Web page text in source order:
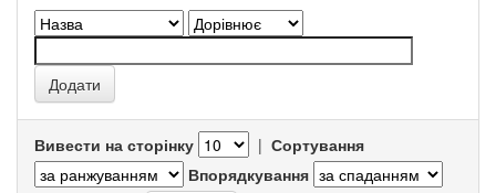
Вивести на сторінку | Сортування
Впорядкування